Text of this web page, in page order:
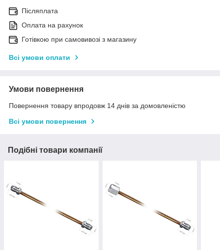
Післяплата
Оплата на рахунок
Готівкою при самовивозі з магазину
Всі умови оплати
Умови повернення
Повернення товару впродовж 14 днів за домовленістю
Всі умови повернення
Подібні товари компанії